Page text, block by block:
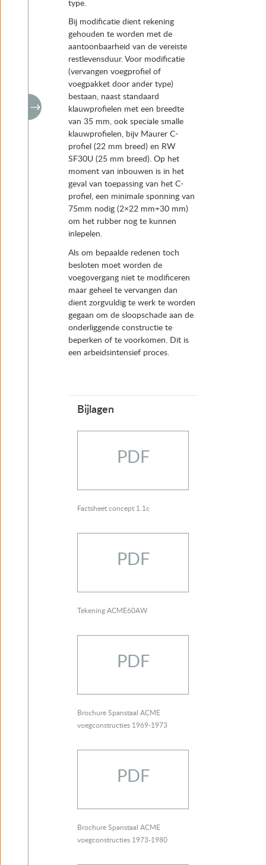
type.
Bij modificatie dient rekening
gehouden te worden met de
aantoonbaarheid van de vereiste
restlevensduur. Voor modificatie
(vervangen voegprofiel of
voegpakket door ander type)
bestaan, naast standaard
klauwprofielen met een breedte
van 35 mm, ook speciale smalle
klauwprofielen, bijv Maurer C-
profiel (22 mm breed) en RW
SF30U (25 mm breed). Op het
moment van inbouwen is in het
geval van toepassing van het C-
profiel, een minimale sponning van
75mm nodig (2×22 mm+30 mm)
om het rubber nog te kunnen
inlepelen.
Als om bepaalde redenen toch
besloten moet worden de
voegovergang niet te modificeren
maar geheel te vervangen dan
dient zorgvuldig te werk te worden
gegaan om de sloopschade aan de
onderliggende constructie te
beperken of te voorkomen. Dit is
een arbeidsintensief proces.
Bijlagen
PDF
Factsheet concept 1.1c
PDF
Tekening ACME60AW
PDF
Brochure Spanstaal ACME
voegconstructies 1969-1973
PDF
Brochure Spanstaal ACME
voegconstructies 1973-1980